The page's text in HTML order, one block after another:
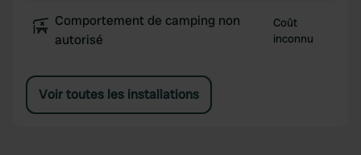
Comportement de camping non
autorisé
Coût
inconnu
Voir toutes les installations